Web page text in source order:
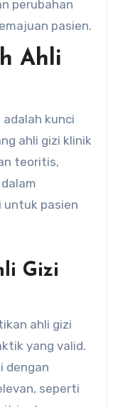
perubahan
pasien.
Ahli
kunci
ahli gizi klinik
teoritis,
untuk pasien
Gizi
ahli gizi
yang valid.
dengan
seperti